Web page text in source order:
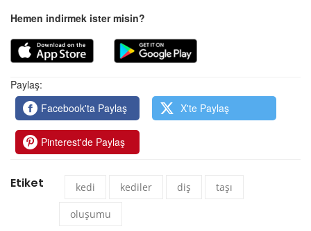
Hemen indirmek ister misin?
Paylaş:
Facebook'ta Paylaş
X'te Paylaş
Pinterest'de Paylaş
Etiket kedi kediler diş taşı
oluşumu